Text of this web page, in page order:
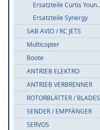
Ersatzteile Curtis Youngblood
Ersatzteile Synergy
SAB AVIO / RC JETS
Multicopter
Boote
ANTRIEB ELEKTRO
ANTRIEB VERBRENNER
ROTORBLÄTTER / BLADES
SENDER / EMPFÄNGER
SERVOS